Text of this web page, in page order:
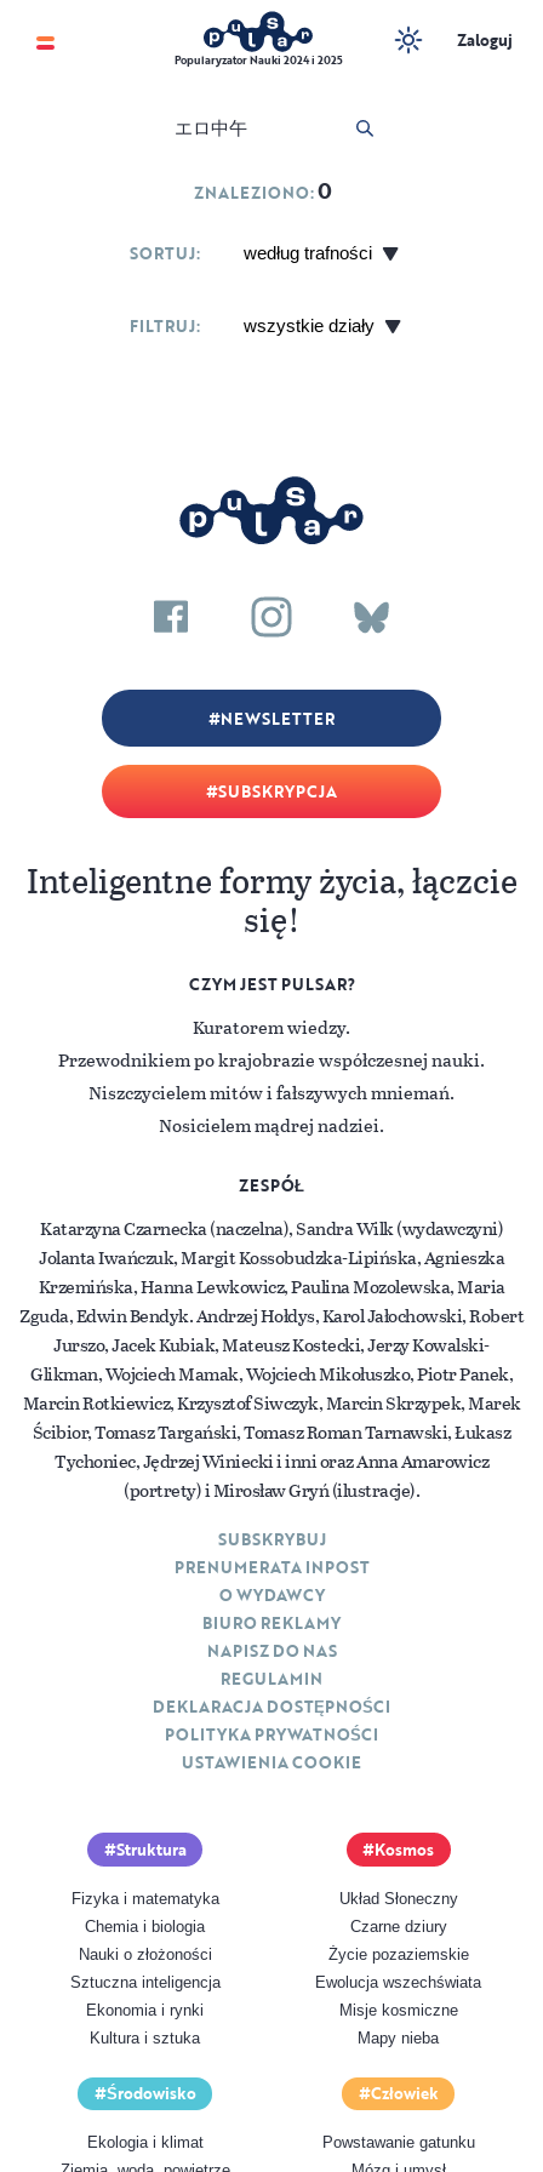
Popularyzator Nauki 2024 i 2025
Zaloguj
ZNALEZIONO:0
SORTUJ:
FILTRUJ:
SUBSKRYPCJA
NEWSLETTER
Inteligentne formy życia, łączcie
się!
CZYM JEST PULSAR?
Kuratorem wiedzy.
Przewodnikiem po krajobrazie współczesnej nauki.
Niszczycielem mitów i fałszywych mniemań.
Nosicielem mądrej nadziei.
ZESPÓŁ
Katarzyna Czarnecka (naczelna), Sandra Wilk (wydawczyni)
Jolanta Iwańczuk, Margit Kossobudzka-Lipińska, Agnieszka
Krzemińska, Hanna Lewkowicz, Paulina Mozolewska, Maria
Zguda, Edwin Bendyk. Andrzej Hołdys, Karol Jałochowski, Robert
Jurszo, Jacek Kubiak, Mateusz Kostecki, Jerzy Kowalski-
Glikman, Wojciech Mamak, Wojciech Mikołuszko, Piotr Panek,
Marcin Rotkiewicz, Krzysztof Siwczyk, Marcin Skrzypek, Marek
Ścibior, Tomasz Targański, Tomasz Roman Tarnawski, Łukasz
Tychoniec, Jędrzej Winiecki i inni oraz Anna Amarowicz
(portrety) i Mirosław Gryń (ilustracje).
Struktura
Fizyka i matematyka
Chemia i biologia
Nauki o złożoności
Sztuczna inteligencja
Ekonomia i rynki
Kultura i sztuka
Kosmos
Układ Słoneczny
Czarne dziury
Życie pozaziemskie
Ewolucja wszechświata
Misje kosmiczne
Mapy nieba
Środowisko
Ekologia i klimat
Człowiek
Powstawanie gatunku
SUBSKRYBUJ
PRENUMERATA INPOST
O WYDAWCY
BIURO REKLAMY
NAPISZ DO NAS
REGULAMIN
DEKLARACJA DOSTĘPNOŚCI
POLITYKA PRYWATNOŚCI
USTAWIENIA COOKIE